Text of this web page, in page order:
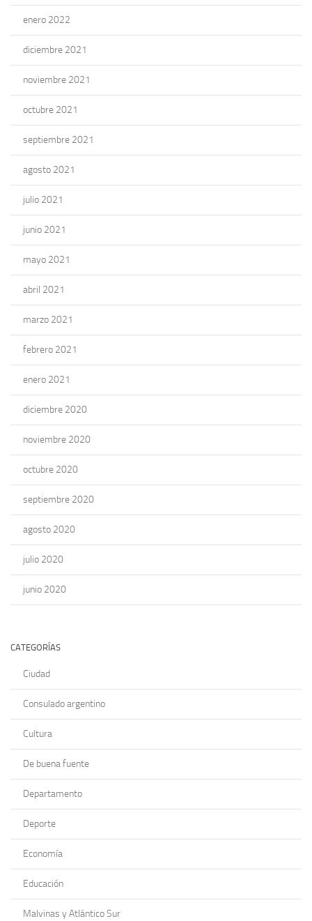
enero 2022
diciembre 2021
noviembre 2021
octubre 2021
septiembre 2021
agosto 2021
julio 2021
junio 2021
mayo 2021
abril 2021
marzo 2021
febrero 2021
enero 2021
diciembre 2020
noviembre 2020
octubre 2020
septiembre 2020
agosto 2020
julio 2020
junio 2020
CATEGORÍAS
Ciudad
Consulado argentino
Cultura
De buena fuente
Departamento
Deporte
Economía
Educación
Malvinas y Atlántico Sur